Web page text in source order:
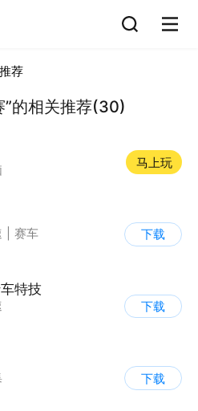
荐
”的相关推荐(30)
马上玩
赛车
下载
特技
下载
下载